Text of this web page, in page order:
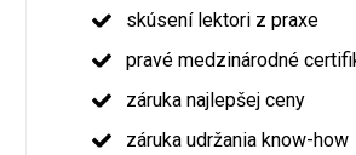
skúsení lektori z praxe
pravé medzinárodné
záruka najlepšej ceny
záruka udržania know-how